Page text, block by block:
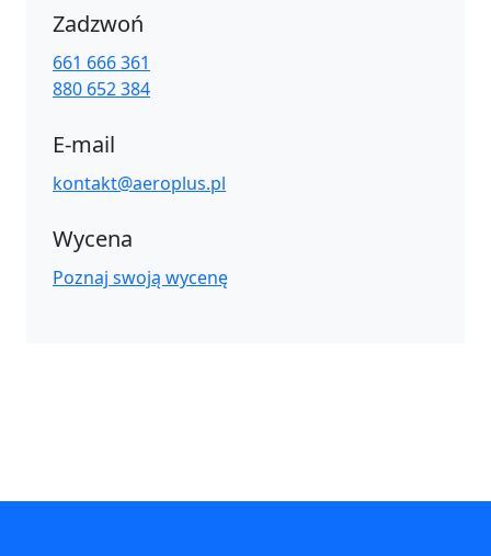
Zadzwoń
661 666 361
880 652 384
E-mail
kontakt@aeroplus.pl
Wycena
Poznaj swoją wycenę